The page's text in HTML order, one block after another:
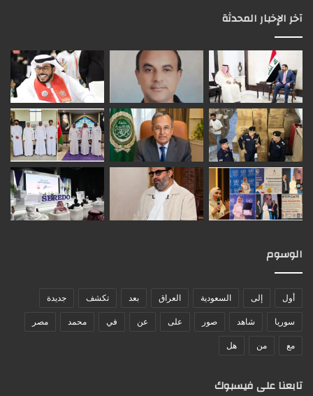
آخر الإخبار المحدثة
الوسوم
أول إلى السعودية العراق بعد تكشف جديدة
سوريا شاهد صور على عن في محمد مصر
مع من هل
تابعنا على فيسبوك